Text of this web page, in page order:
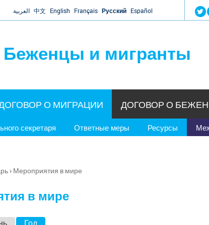
العربية 中文 English Français Русский Español
Беженцы и мигранты
О МИГРАЦИИ
секретаря Ответные меры Ресурсы
ДОГОВОР О
› Мероприятия в мире
в мире